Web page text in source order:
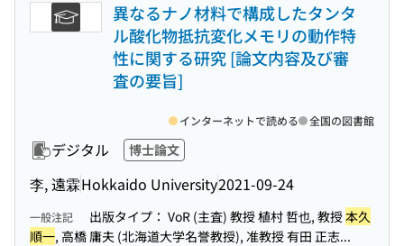
異なるナノ材料で構成したタンタ
ル酸化物抵抗変化メモリの動作特
性に関する研究 [論文内容及び審
査の要旨]
デジタル 博士論文
李, 遠霖Hokkaido University2021-09-24
インターネットで読める 全国の図書館
一般注記 出版タイプ： VoR (主査) 教授 植村 哲也, 教授本久
順一, 高橋 庸夫 (北海道大学名誉教授), 准教授 有田 正志...